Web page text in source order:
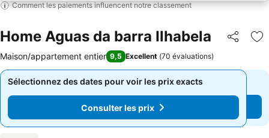
Comment les paiements influencent notre classement
Home Aguas da barra Ilhabela Partager
Maison/appartement entier 9,5 Excellent (70 évaluations)
Sélectionnez des dates pour voir les prix exacts
Consulter les prix
Sélectionnez des dates pour voir les prix exacts
Consulter les prix